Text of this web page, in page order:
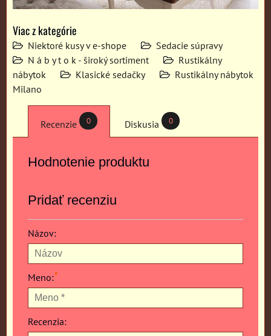
Viac z kategórie
Niektoré kusy v e-shope
Sedacie súpravy
N á b y t o k - široký sortiment
Rustikálny
nábytok
Klasické sedačky
Rustikálny nábytok
Milano
Recenzie 0 Diskusia 0
Hodnotenie produktu
Pridať recenziu
Názov:
Meno:*
Recenzia: